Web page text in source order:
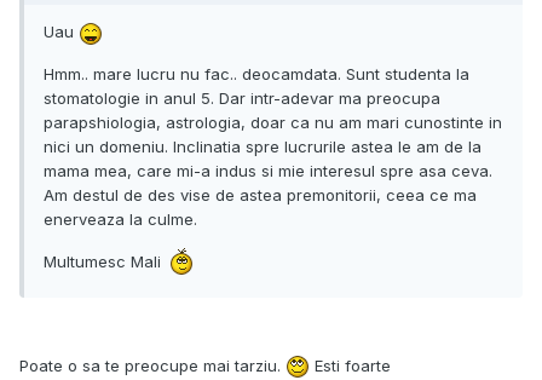
Uau
Hmm.. mare lucru nu fac.. deocamdata. Sunt studenta la
stomatologie in anul 5. Dar intr-adevar ma preocupa
parapshiologia, astrologia, doar ca nu am mari cunostinte in
nici un domeniu. Inclinatia spre lucrurile astea le am de la
mama mea, care mi-a indus si mie interesul spre asa ceva.
Am destul de des vise de astea premonitorii, ceea ce ma
enerveaza la culme.
Multumesc Mali
Poate o sa te preocupe mai tarziu.
Esti foarte